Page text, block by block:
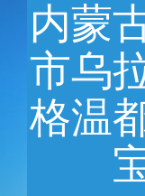
内蒙
市乌
格温